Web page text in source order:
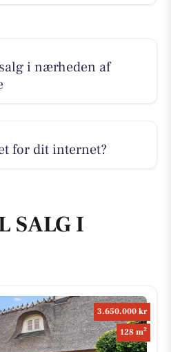
i nærheden af
for dit internet?
SALG I
3.650.000 kr
128 m2